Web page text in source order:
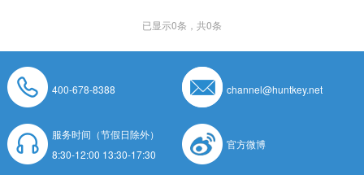
已显示0条，共0条
400-678-8388 channel@huntkey.net
服务时间（节假日除外）
8:30-12:00 13:30-17:30
官方微博